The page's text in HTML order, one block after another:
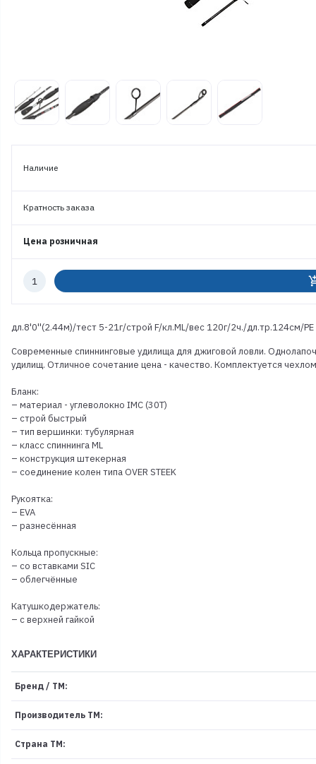
Наличие
Кратность заказа
Цена розничная
Количество
дл.8'0''(2.44м)/тест 5-21г/строй F/кл.ML/вес 120г/2ч./дл.тр.124см/
Современные спиннинговые удилища для джиговой ловли.
удилищ. Отличное сочетание цена - качество. Комплектуется
Бланк:
– материал - углеволокно IMC (30T)
– строй быстрый
– тип вершинки: тубулярная
– класс спиннинга ML
– конструкция штекерная
– соединение колен типа OVER STEEK
Рукоятка:
– EVA
– разнесённая
Кольца пропускные:
– со вставками SIC
– облегчённые
Катушкодержатель:
– с верхней гайкой
ХАРАКТЕРИСТИКИ
Бренд / ТМ:
Производитель ТМ:
Страна ТМ: